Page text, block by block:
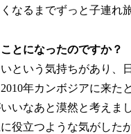
なるまでずっと子連れ
とになったのですか？
という気持ちがあり、
カンボジアに来たと
いなあと漠然と考えま
役立つような気がし